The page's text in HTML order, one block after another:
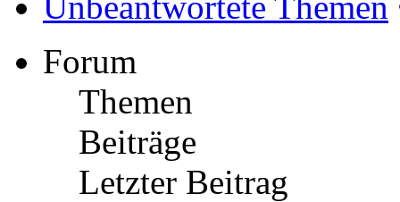
Forum
Themen
Beiträge
Letzter Beitrag